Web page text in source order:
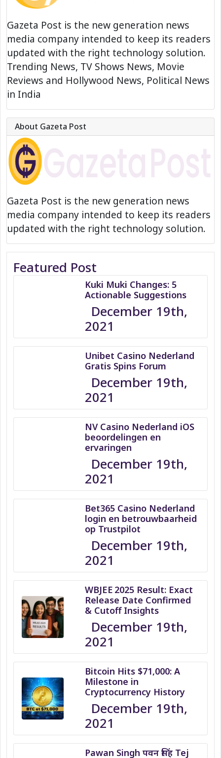
Gazeta Post is the new generation news
media company intended to keep its readers
updated with the right technology solution.
Trending News, TV Shows News, Movie
Reviews and Hollywood News, Political News
in India
About Gazeta Post
Gazeta Post is the new generation news
media company intended to keep its readers
updated with the right technology solution.
Featured Post
Kuki Muki Changes: 5
Actionable Suggestions
December 19th,
2021
Unibet Casino Nederland
Gratis Spins Forum
December 19th,
2021
NV Casino Nederland iOS
beoordelingen en
ervaringen
December 19th,
2021
Bet365 Casino Nederland
login en betrouwbaarheid
op Trustpilot
December 19th,
2021
WBJEE 2025 Result: Exact
Release Date Confirmed
& Cutoff Insights
December 19th,
2021
Bitcoin Hits $71,000: A
Milestone in
Cryptocurrency History
December 19th,
2021
Pawan Singh पवन सिंह Tej